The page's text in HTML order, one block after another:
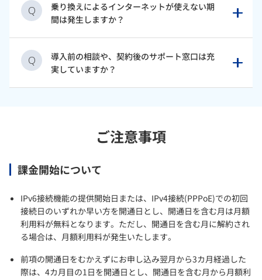
Q
乗り換えによるインターネットが使えない期
間は発生しますか？
Q
導入前の相談や、契約後のサポート窓口は充
実していますか？
ご注意事項
課金開始について
IPv6接続機能の提供開始日または、IPv4接続(PPPoE)での初回
接続日のいずれか早い方を開通日とし、開通日を含む月は月額
利用料が無料となります。ただし、開通日を含む月に解約され
る場合は、月額利用料が発生いたします。
前項の開通日をむかえずにお申し込み翌月から3カ月経過した
際は、4カ月目の1日を開通日とし、開通日を含む月から月額利